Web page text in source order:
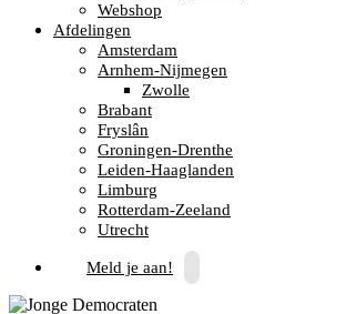
Webshop
Afdelingen
Amsterdam
Arnhem-Nijmegen
Zwolle
Brabant
Fryslân
Groningen-Drenthe
Leiden-Haaglanden
Limburg
Rotterdam-Zeeland
Utrecht
Meld je aan!